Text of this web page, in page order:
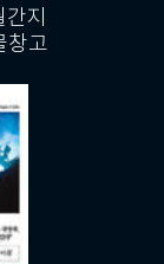
지
창고